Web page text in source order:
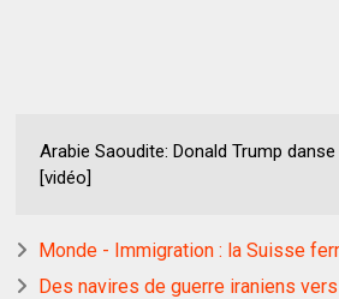
Arabie Saoudite: Donald Trump
[vidéo]
Monde - Immigration : la Suisse
Des navires de guerre iraniens